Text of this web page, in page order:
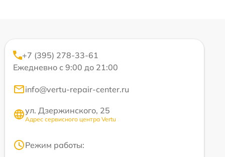
+7 (395) 278-33-61
Ежедневно с 9:00 до 21:00
info@vertu-repair-center.ru
ул. Дзержинского, 25
Адрес сервисного центра Vertu
Режим работы: